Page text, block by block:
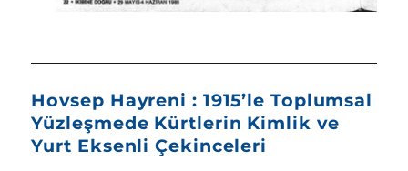
Hovsep Hayreni : 1915’le Toplumsal
Yüzleşmede Kürtlerin Kimlik ve
Yurt Eksenli Çekinceleri